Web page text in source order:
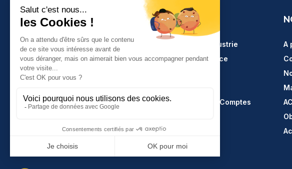
Molinel Lille
03.20.38.70.00
04.74.65.20.25
PRODUITS
Artisanat et industrie
Cuisine et service
Espace Grands Comptes
A